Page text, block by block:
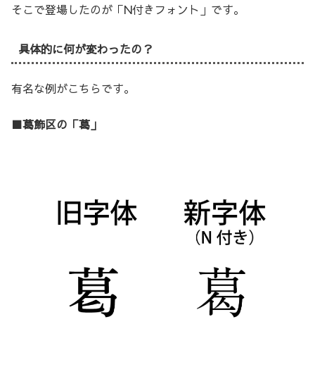
そこで登場したのが「N付きフォント」です。
具体的に何が変わったの？
有名な例がこちらです。
■葛飾区の「葛」